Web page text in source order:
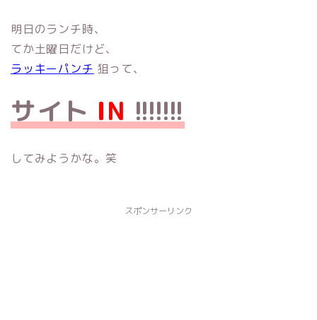
明日のランチ時、
てか土曜日だけど、
ラッキーパンチ 狙って、
サイト IN !!!!!!!
してみようかな。笑
スポンサーリンク